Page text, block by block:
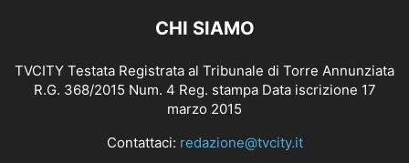
CHI SIAMO
TVCITY Testata Registrata al Tribunale di Torre Annunziata
R.G. 368/2015 Num. 4 Reg. stampa Data iscrizione 17
marzo 2015
Contattaci: redazione@tvcity.it